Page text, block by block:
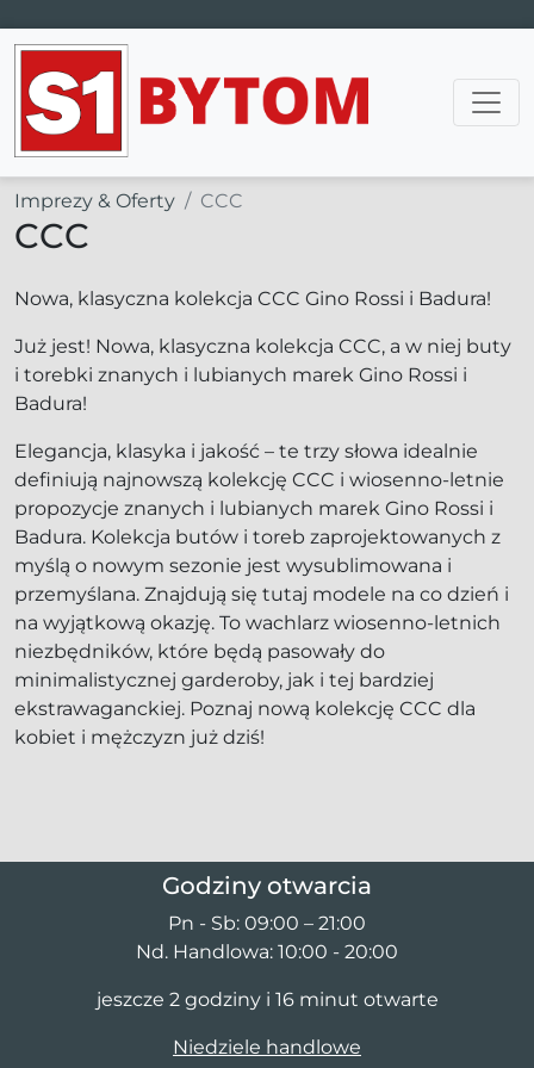
Main Navigation
Imprezy & Oferty CCC
CCC
Nowa, klasyczna kolekcja CCC Gino Rossi i Badura!
Już jest! Nowa, klasyczna kolekcja CCC, a w niej buty
i torebki znanych i lubianych marek Gino Rossi i
Badura!
Elegancja, klasyka i jakość – te trzy słowa idealnie
definiują najnowszą kolekcję CCC i wiosenno-letnie
propozycje znanych i lubianych marek Gino Rossi i
Badura. Kolekcja butów i toreb zaprojektowanych z
myślą o nowym sezonie jest wysublimowana i
przemyślana. Znajdują się tutaj modele na co dzień i
na wyjątkową okazję. To wachlarz wiosenno-letnich
niezbędników, które będą pasowały do
minimalistycznej garderoby, jak i tej bardziej
ekstrawaganckiej. Poznaj nową kolekcję CCC dla
kobiet i mężczyzn już dziś!
Godziny otwarcia
Pn - Sb: 09:00 – 21:00
Nd. Handlowa: 10:00 - 20:00
jeszcze 2 godziny i 16 minut otwarte
Niedziele handlowe